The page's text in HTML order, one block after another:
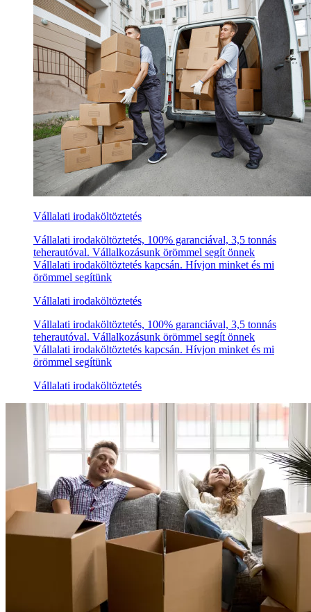
Vállalati irodaköltöztetés
Vállalati irodaköltöztetés, 100% garanciával, 3,5 tonnás
teherautóval. Vállalkozásunk örömmel segít önnek
Vállalati irodaköltöztetés kapcsán. Hívjon minket és mi
örömmel segítünk
Vállalati irodaköltöztetés
Vállalati irodaköltöztetés, 100% garanciával, 3,5 tonnás
teherautóval. Vállalkozásunk örömmel segít önnek
Vállalati irodaköltöztetés kapcsán. Hívjon minket és mi
örömmel segítünk
Vállalati irodaköltöztetés